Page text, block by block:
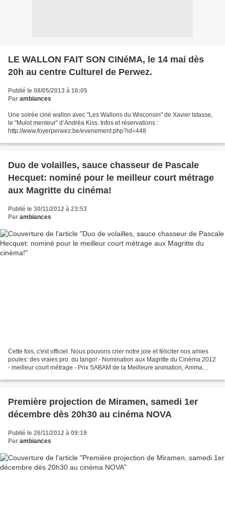
LE WALLON FAIT SON CINéMA, le 14 mai dès
20h au centre Culturel de Perwez.
Publié le 08/05/2013 à 16:05
Par ambiances
Une soirée ciné wallon avec "Les Wallons du Wisconsin" de Xavier Istasse,
le "Mulot menteur" d’Andréa Kiss. Infos et réservations :
http://www.foyerperwez.be/evenement.php?id=448
Duo de volailles, sauce chasseur de Pascale
Hecquet: nominé pour le meilleur court métrage
aux Magritte du cinéma!
Publié le 30/11/2012 à 23:53
Par ambiances
Cette fois, c'est officiel. Nous pouvons crier notre joie et féliciter nos amies
poules: des vraies pro. du tango! - Nomination aux Magritte du Cinéma 2012
- meilleur court métrage - Prix SABAM de la Meilleure animation, Anima
Première projection de Miramen, samedi 1er
décembre dès 20h30 au cinéma NOVA
Publié le 26/11/2012 à 09:19
Par ambiances